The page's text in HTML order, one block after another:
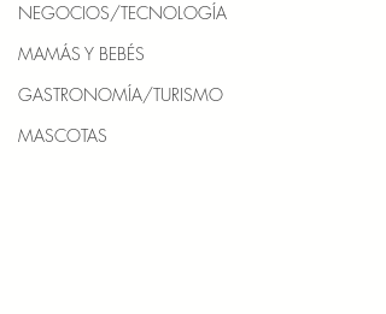
NEGOCIOS/TECNOLOGÍA
MAMÁS Y BEBÉS
GASTRONOMÍA/TURISMO
MASCOTAS